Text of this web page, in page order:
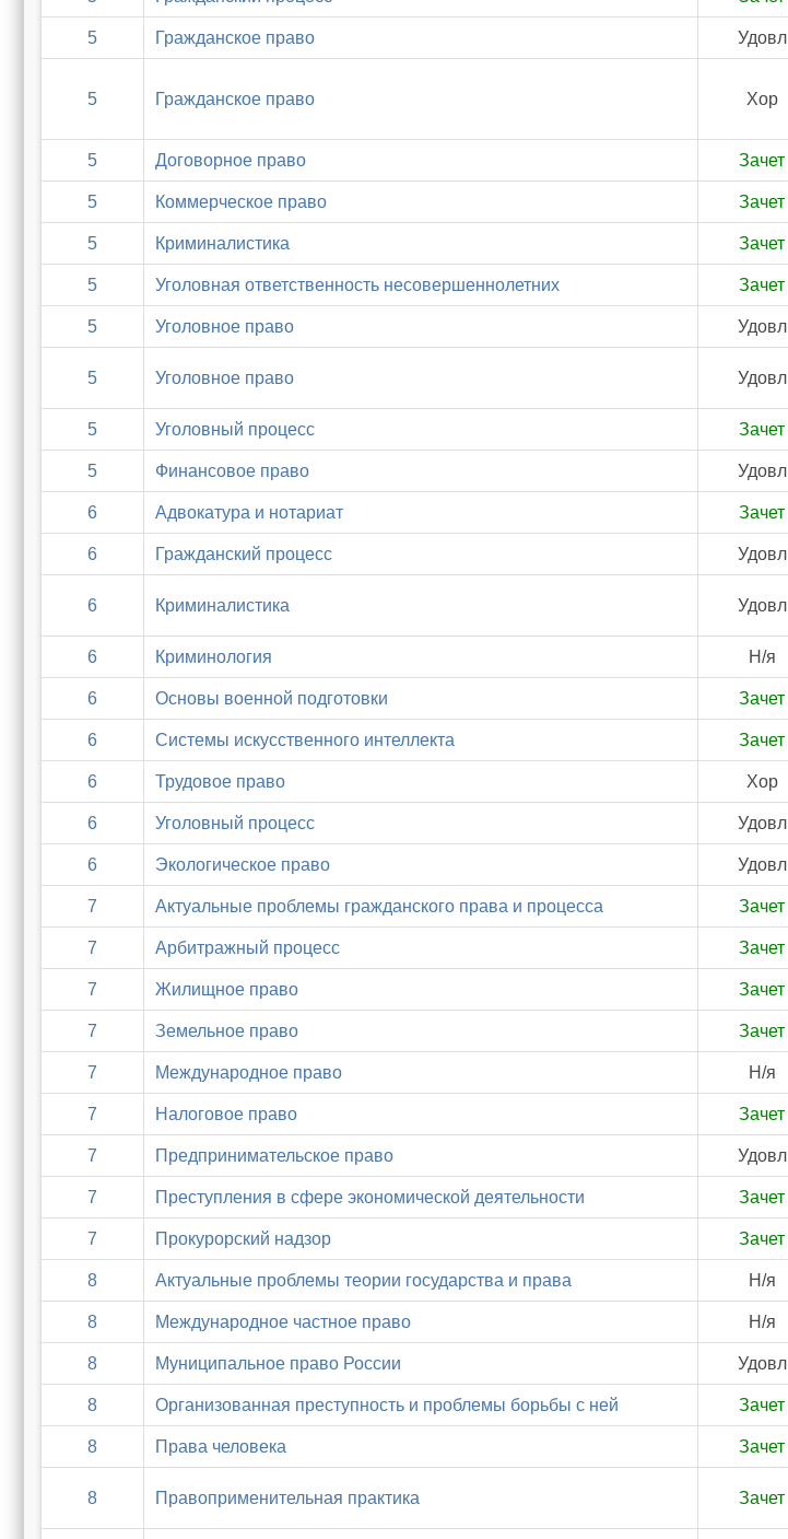
5 Гражданское право Удовл
5 Гражданское право Хор
5 Договорное право Зачет
5 Коммерческое право Зачет
5 Криминалистика Зачет
5 Уголовная ответственность несовершеннолетних Зачет
5 Уголовное право Удовл
5 Уголовное право Удовл
5 Уголовный процесс Зачет
5 Финансовое право Удовл
6 Адвокатура и нотариат Зачет
6 Гражданский процесс Удовл
6 Криминалистика Удовл
6 Криминология Н/я
6 Основы военной подготовки Зачет
6 Системы искусственного интеллекта Зачет
6 Трудовое право Хор
6 Уголовный процесс Удовл
6 Экологическое право Удовл
7 Актуальные проблемы гражданского права и процесса Зачет
7 Арбитражный процесс Зачет
7 Жилищное право Зачет
7 Земельное право Зачет
7 Международное право Н/я
7 Налоговое право Зачет
7 Предпринимательское право Удовл
7 Преступления в сфере экономической деятельности Зачет
7 Прокурорский надзор Зачет
8 Актуальные проблемы теории государства и права Н/я
8 Международное частное право Н/я
8 Муниципальное право России Удовл
8 Организованная преступность и проблемы борьбы с ней Зачет
8 Права человека Зачет
8 Правоприменительная практика Зачет